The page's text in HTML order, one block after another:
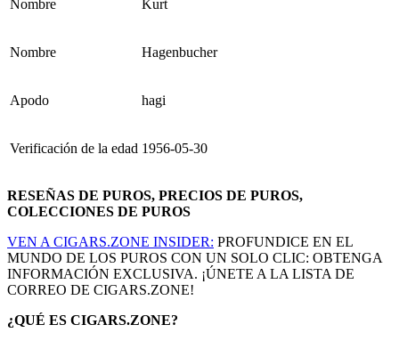
Nombre Kurt
Nombre Hagenbucher
Apodo hagi
Verificación de la edad 1956-05-30
RESEÑAS DE PUROS, PRECIOS DE PUROS,
COLECCIONES DE PUROS
VEN A CIGARS.ZONE INSIDER: PROFUNDICE EN EL
MUNDO DE LOS PUROS CON UN SOLO CLIC: OBTENGA
INFORMACIÓN EXCLUSIVA. ¡ÚNETE A LA LISTA DE
CORREO DE CIGARS.ZONE!
¿QUÉ ES CIGARS.ZONE?